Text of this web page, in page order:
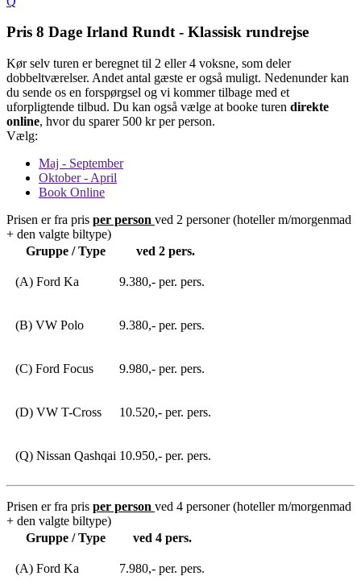
Pris 8 Dage Irland Rundt - Klassisk rundrejse
Kør selv turen er beregnet til 2 eller 4 voksne, som deler
dobbeltværelser. Andet antal gæste er også muligt. Nedenunder kan
du sende os en forspørgsel og vi kommer tilbage med et
uforpligtende tilbud. Du kan også vælge at booke turen direkte
online, hvor du sparer 500 kr per person.
Vælg:
Maj - September
Oktober - April
Book Online
Prisen er fra pris per person ved 2 personer (hoteller m/morgenmad
+ den valgte biltype)
Gruppe / Type
ved 2 pers.
(A) Ford Ka 9.380,- per. pers.
(B) VW Polo 9.380,- per. pers.
(C) Ford Focus 9.980,- per. pers.
(D) VW T-Cross 10.520,- per. pers.
(Q) Nissan Qashqai 10.950,- per. pers.
Prisen er fra pris per person ved 4 personer (hoteller m/morgenmad
+ den valgte biltype)
Gruppe / Type
ved 4 pers.
(A) Ford Ka 7.980,- per. pers.